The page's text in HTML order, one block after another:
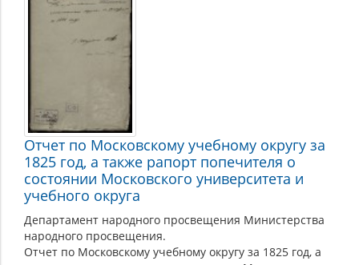
Отчет по Московскому учебному округу за
1825 год, а также рапорт попечителя о
состоянии Московского университета и
учебного округа
Департамент народного просвещения Министерства
народного просвещения.
Отчет по Московскому учебному округу за 1825 год, а